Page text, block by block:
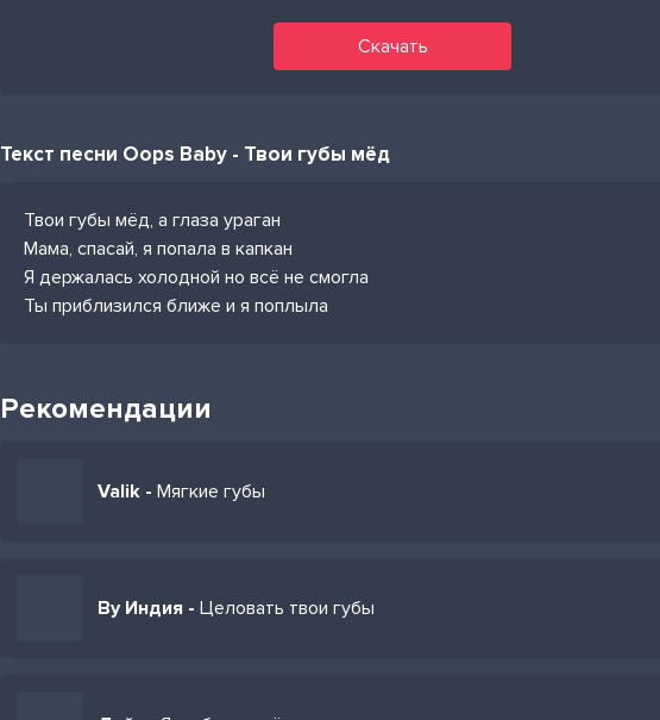
Скачать
Текст песни Oops Baby - Твои губы мёд
Твои губы мёд, а глаза ураган
Мама, спасай, я попала в капкан
Я держалась холодной но всё не смогла
Ты приблизился ближе и я поплыла
Рекомендации
Valik - Мягкие губы
By Индия - Целовать твои губы